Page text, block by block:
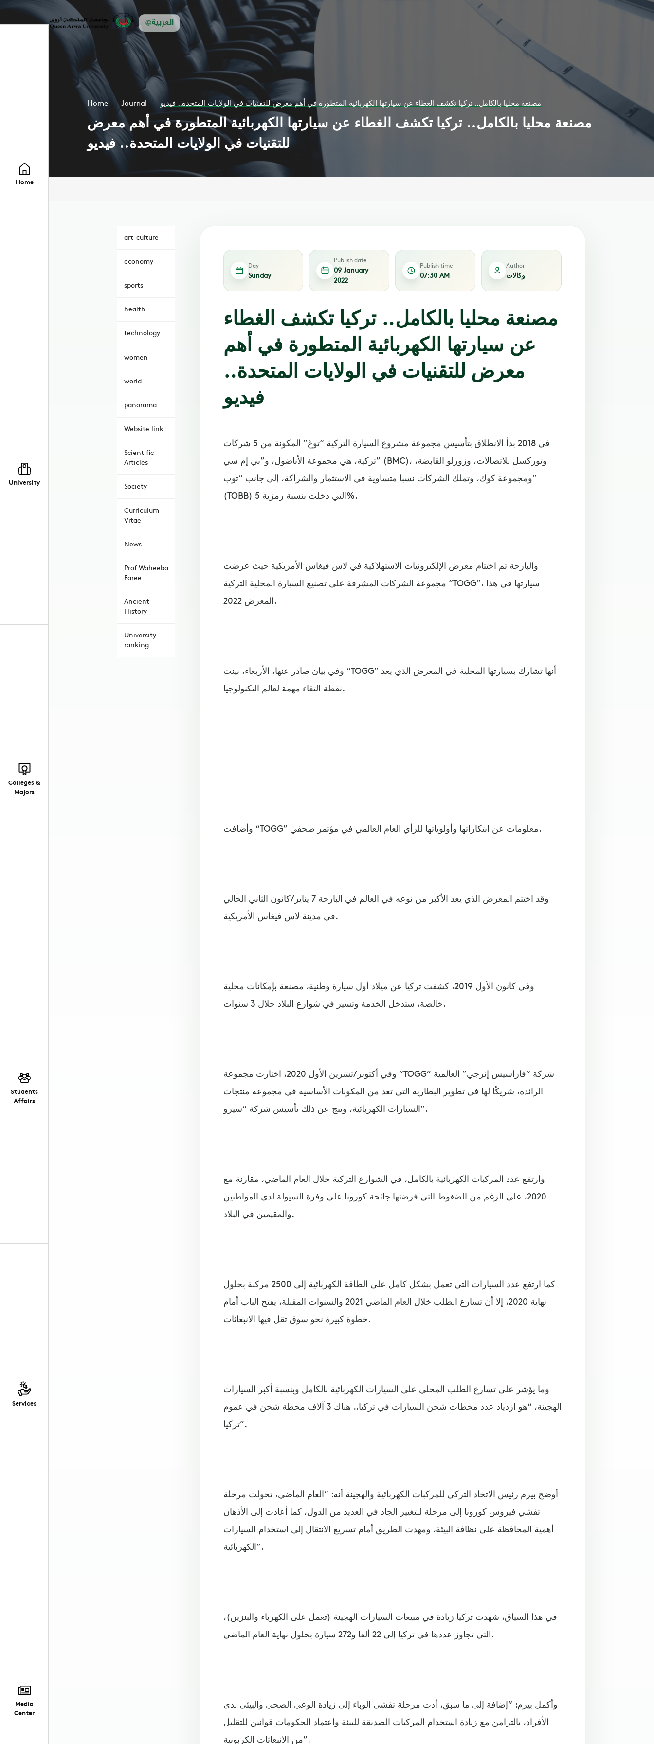
العربية
Home
University
Colleges &
Majors
Students
Affairs
Services
Media
Center
Home Journal مصنعة محليا بالكامل.. تركيا تكشف الغطاء عن سيارتها الكهربائية المتطورة في أهم معرض للتقنيات في الولايات المتحدة.. فيديو
مصنعة محليا بالكامل.. تركيا تكشف الغطاء عن سيارتها الكهربائية المتطورة في أهم معرض
للتقنيات في الولايات المتحدة.. فيديو
art-culture
economy
sports
health
technology
women
world
panorama
Website link
Scientific
Articles
Society
Curriculum
Vitae
News
Prof.Waheeba
Faree
Ancient
History
University
ranking
Day
Sunday
Publish date
09 January
2022
Publish time
07:30 AM
Author
وكالات
مصنعة محليا بالكامل.. تركيا تكشف الغطاء
عن سيارتها الكهربائية المتطورة في أهم
معرض للتقنيات في الولايات المتحدة..
فيديو
في 2018 بدأ الانطلاق بتأسيس مجموعة مشروع السيارة التركية “توغ” المكونة من 5 شركات
تركية، هي مجموعة الأناضول، و”بي إم سي” (BMC)، وتوركسل للاتصالات، وزورلو القابضة،
ومجموعة كوك، وتملك الشركات نسبا متساوية في الاستثمار والشراكة، إلى جانب “توب”
(TOBB) التي دخلت بنسبة رمزية 5%.
والبارحة تم اختتام معرض الإلكترونيات الاستهلاكية في لاس فيغاس الأمريكية حيث عرضت
مجموعة الشركات المشرفة على تصنيع السيارة المحلية التركية “TOGG”، سيارتها في هذا
المعرض 2022.
وفي بيان صادر عنها، الأربعاء، بينت “TOGG” أنها تشارك بسيارتها المحلية في المعرض الذي يعد
نقطة التقاء مهمة لعالم التكنولوجيا.
وأضافت “TOGG” معلومات عن ابتكاراتها وأولوياتها للرأي العام العالمي في مؤتمر صحفي.
وقد اختتم المعرض الذي يعد الأكبر من نوعه في العالم في البارحة 7 يناير/كانون الثاني الحالي
في مدينة لاس فيغاس الأمريكية.
وفي كانون الأول 2019، كشفت تركيا عن ميلاد أول سيارة وطنية، مصنعة بإمكانات محلية
خالصة، ستدخل الخدمة وتسير في شوارع البلاد خلال 3 سنوات.
وفي أكتوبر/تشرين الأول 2020، اختارت مجموعة “TOGG” شركة “فاراسيس إنرجي” العالمية
الرائدة، شريكًا لها في تطوير البطارية التي تعد من المكونات الأساسية في مجموعة منتجات
السيارات الكهربائية، ونتج عن ذلك تأسيس شركة “سيرو”.
وارتفع عدد المركبات الكهربائية بالكامل، في الشوارع التركية خلال العام الماضي، مقارنة مع
2020، على الرغم من الضغوط التي فرضتها جائحة كورونا على وفرة السيولة لدى المواطنين
والمقيمين في البلاد.
كما ارتفع عدد السيارات التي تعمل بشكل كامل على الطاقة الكهربائية إلى 2500 مركبة بحلول
نهاية 2020، إلا أن تسارع الطلب خلال العام الماضي 2021 والسنوات المقبلة، يفتح الباب أمام
خطوة كبيرة نحو سوق تقل فيها الانبعاثات.
وما يؤشر على تسارع الطلب المحلي على السيارات الكهربائية بالكامل وبنسبة أكبر السيارات
الهجينة، “هو ازدياد عدد محطات شحن السيارات في تركيا.. هناك 3 آلاف محطة شحن في عموم
تركيا”.
أوضح بيرم رئيس الاتحاد التركي للمركبات الكهربائية والهجينة أنه: “العام الماضي، تحولت مرحلة
تفشي فيروس كورونا إلى مرحلة للتغيير الجاد في العديد من الدول، كما أعادت إلى الأذهان
أهمية المحافظة على نظافة البيئة، ومهدت الطريق أمام تسريع الانتقال إلى استخدام السيارات
الكهربائية”.
في هذا السياق، شهدت تركيا زيادة في مبيعات السيارات الهجينة (تعمل على الكهرباء والبنزين)،
التي تجاوز عددها في تركيا إلى 22 ألفا و272 سيارة بحلول نهاية العام الماضي.
وأكمل بيرم: “إضافة إلى ما سبق، أدت مرحلة تفشي الوباء إلى زيادة الوعي الصحي والبيئي لدى
الأفراد، بالتزامن مع زيادة استخدام المركبات الصديقة للبيئة واعتماد الحكومات قوانين للتقليل
من الانبعاثات الكربونية”.